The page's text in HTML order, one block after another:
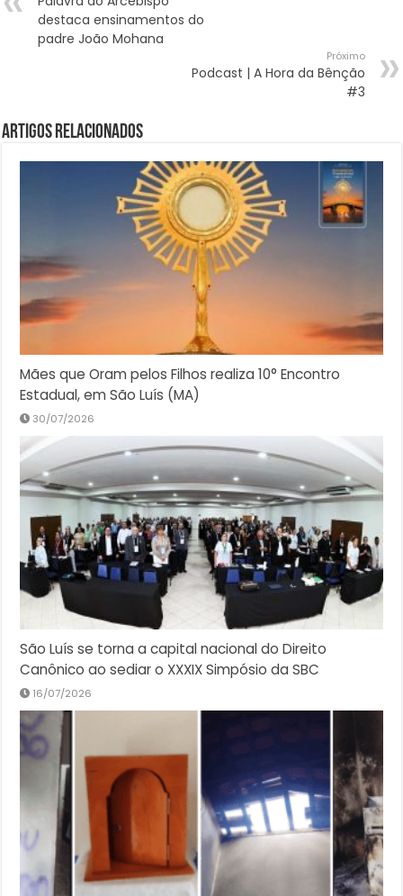
destaca ensinamentos do
padre João Mohana
Próximo
Podcast | A Hora da Bênção
#3
Artigos Relacionados
Mães que Oram pelos Filhos realiza 10° Encontro
Estadual, em São Luís (MA)
30/07/2026
São Luís se torna a capital nacional do Direito
Canônico ao sediar o XXXIX Simpósio da SBC
16/07/2026